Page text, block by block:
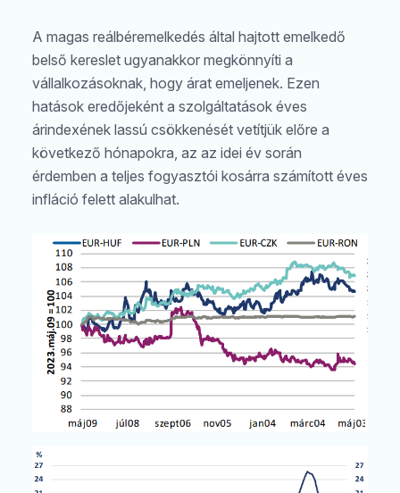
A magas reálbéremelkedés által hajtott emelkedő
belső kereslet ugyanakkor megkönnyíti a
vállalkozásoknak, hogy árat emeljenek. Ezen
hatások eredőjeként a szolgáltatások éves
árindexének lassú csökkenését vetítjük előre a
következő hónapokra, az az idei év során
érdemben a teljes fogyasztói kosárra számított éves
infláció felett alakulhat.